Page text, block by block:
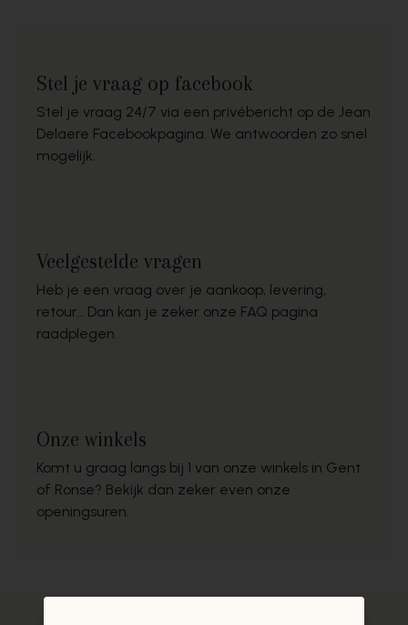
Stel je vraag op facebook
Stel je vraag 24/7 via een privébericht op de Jean
Delaere Facebookpagina. We antwoorden zo snel
mogelijk.
Veelgestelde vragen
Heb je een vraag over je aankoop, levering,
retour… Dan kan je zeker onze FAQ pagina
raadplegen.
Onze winkels
Komt u graag langs bij 1 van onze winkels in Gent
of Ronse? Bekijk dan zeker even onze
openingsuren.